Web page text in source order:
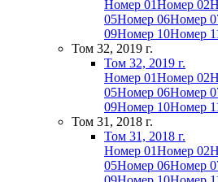
Номер 01Номер 02
05Номер 06Номер
09Номер 10Номер
Том 32, 2019 г.
Том 32, 2019 г.
Номер 01Номер 02
05Номер 06Номер
09Номер 10Номер
Том 31, 2018 г.
Том 31, 2018 г.
Номер 01Номер 02
05Номер 06Номер